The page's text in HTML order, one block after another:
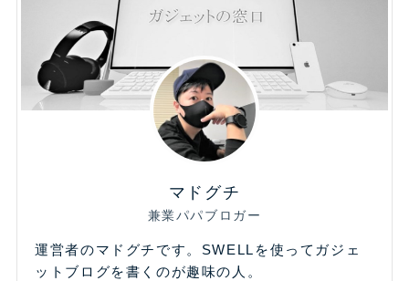
マドグチ
兼業パパブロガー
運営者のマドグチです。SWELLを使ってガジェ
ットブログを書くのが趣味の人。